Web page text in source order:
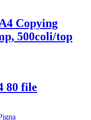
Copying
500coli/top
80 file